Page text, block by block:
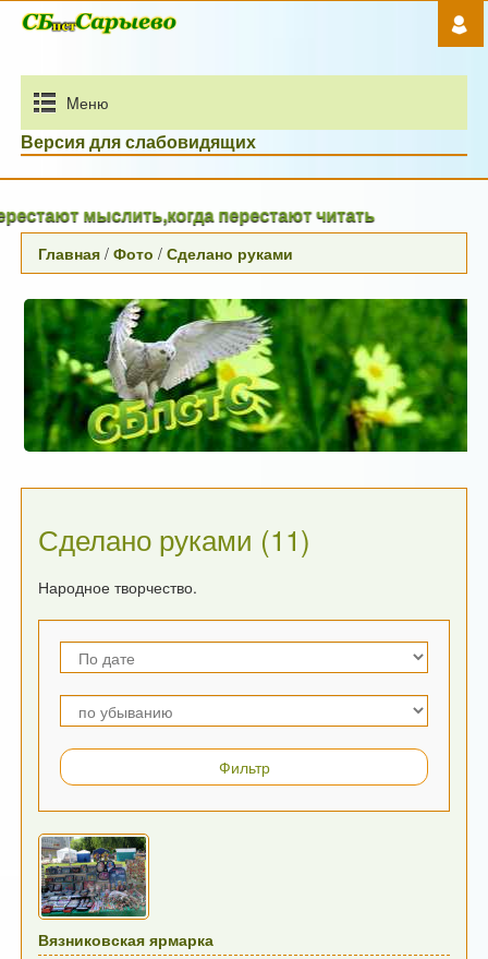
Mеню
Версия для слабовидящих
мыслить,когда перестают читать
Главная /Фото /Сделано руками
Сделано руками (11)
Народное творчество.
Вязниковская ярмарка